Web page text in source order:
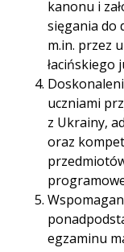
kanonu i
sięgania do
m.in. przez
łacińskiego
uczniami
z Ukrainy,
oraz
egzaminu